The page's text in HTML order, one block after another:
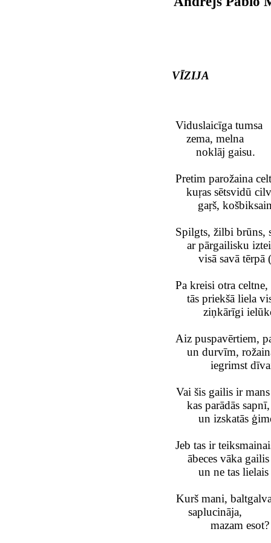
VĪZIJA
Viduslaicīga tumsa
zema, melna
noklāj gaisu.
Pretim parožaina
kuŗas sētsvidū
gaŗš,
Spilgts, žilbi brūns,
ar pārgailisku
visā savā tērpā
Pa kreisi otra
tās priekšā liela
ziņkārīgi
Aiz puspavērtiem,
un durvīm,
iegrimst
Vai šis gailis ir
kas parādās sapnī,
un izskatās
Jeb tas ir
ābeces vāka gailis
un ne tas
Kurš mani,
saplucināja,
mazam esot?